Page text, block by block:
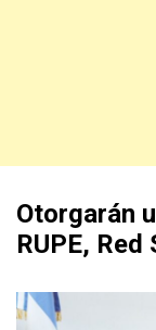
Otorgarán
RUPE,